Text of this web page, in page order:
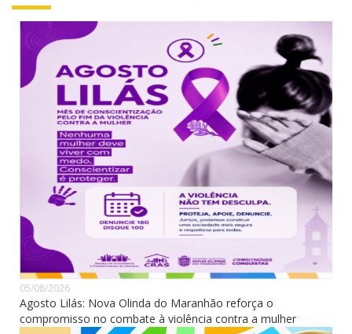
05/08/2026
Agosto Lilás: Nova Olinda do Maranhão reforça o
compromisso no combate à violência contra a mulher